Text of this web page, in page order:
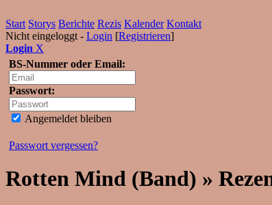
Start Storys Berichte Rezis Kalender Kontakt
Nicht eingeloggt - Login [Registrieren]
Login X
BS-Nummer oder Email:
Passwort:
Angemeldet bleiben
Passwort vergessen?
Rotten Mind (Band) »